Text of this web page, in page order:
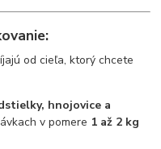
od cieľa, ktorý chcete
hnojovice a
v pomere 1 až 2 kg